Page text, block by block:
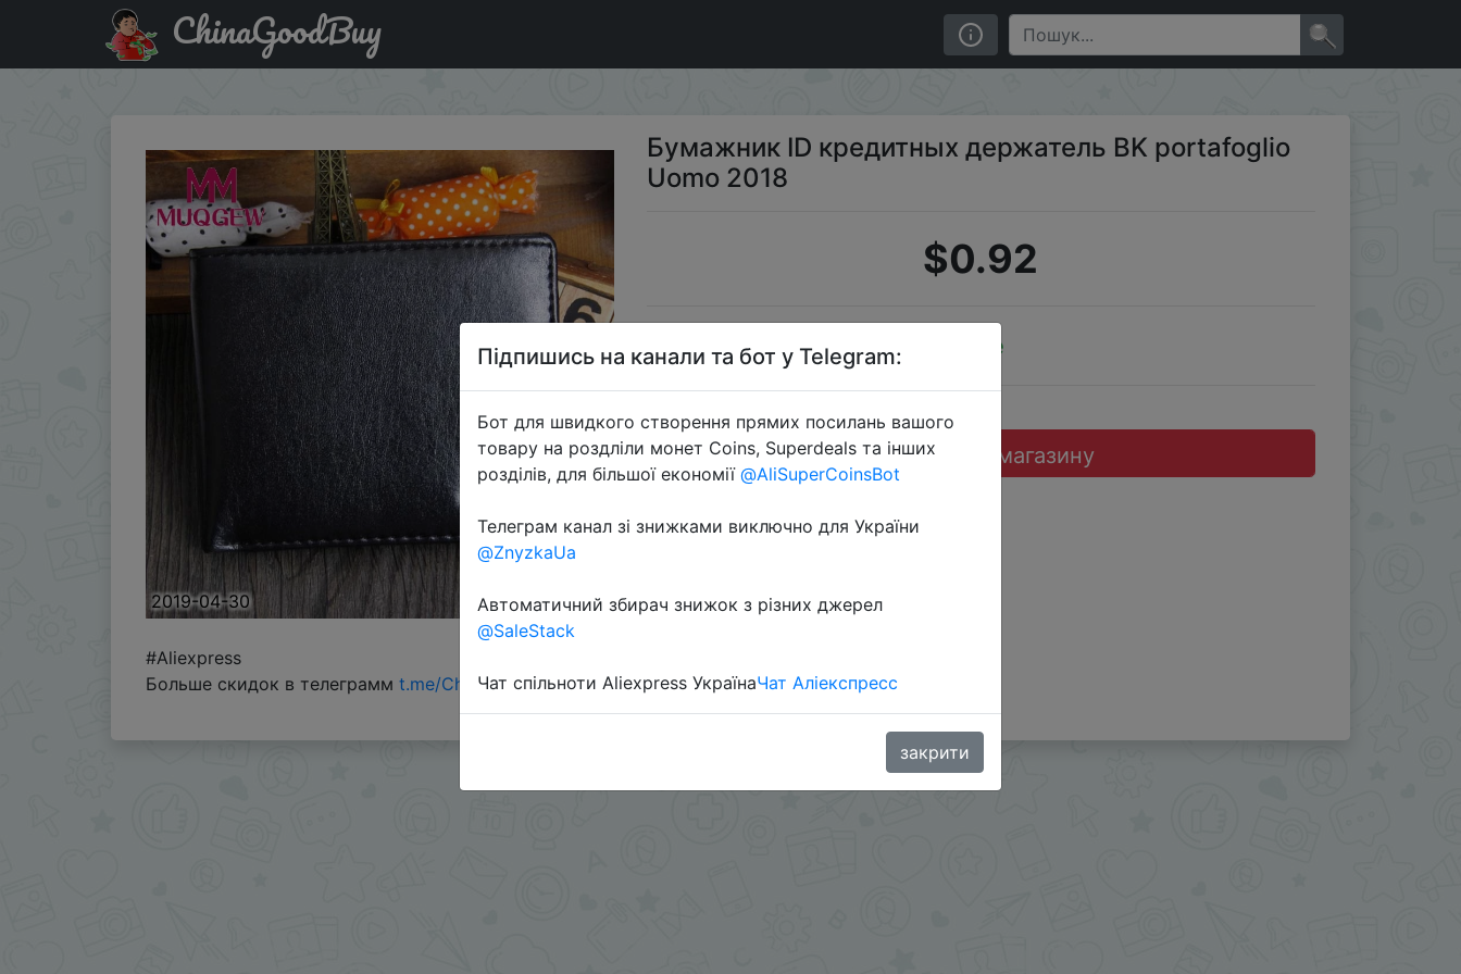
Купити на розпродажі Бумажник ID кредитных держатель BK portafoglio Uomo 2018
ChinaGoodBuy
2019-04-30
Бумажник ID кредитных держатель BK portafoglio
Uomo 2018
$0.92
Sale
Перейти до магазину
#Aliexpress
Больше скидок в телеграмм t.me/ChinaGoodBuy
Підпишись на канали та бот у Telegram:
Бот для швидкого створення прямих посилань вашого
товару на роздліли монет Coins, Superdeals та інших
розділів, для більшої економії @AliSuperCoinsBot
Телеграм канал зі знижками виключно для України
@ZnyzkaUa
Автоматичний збирач знижок з різних джерел
@SaleStack
Чат спільноти Aliexpress УкраїнаЧат Аліекспресс
закрити